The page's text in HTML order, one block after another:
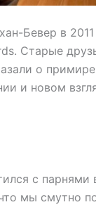
Бевер в 2011
Старые
о
и новом
с парнями
мы смутно